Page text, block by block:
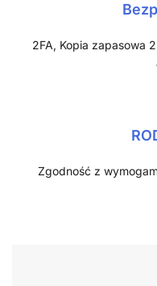
2FA, Kopia zapasowa
Zgodność z